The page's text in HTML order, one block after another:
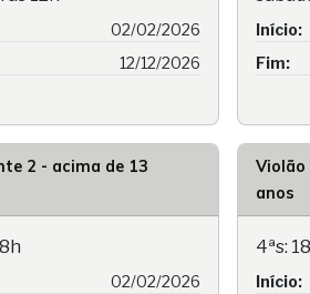
02/02/2026
12/12/2026
Início:
Fim:
2 - acima de 13
02/02/2026
Violão
anos
4ªs:
Início: